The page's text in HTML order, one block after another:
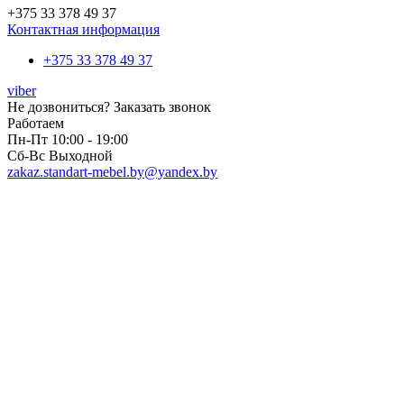
+375 33 378 49 37
Контактная информация
+375 33 378 49 37
viber
Не дозвониться? Заказать звонок
Работаем
Пн-Пт 10:00 - 19:00
Сб-Вс Выходной
zakaz.standart-mebel.by@yandex.by